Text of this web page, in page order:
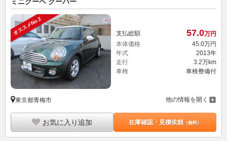
オススメNo.2 支払総額 57.0万円
本体価格
45. 0万円
年式
2013年
走行
3.2万km
車検
車検整備付
東京都青梅市 他の情報を開く
お気に入り追加 在庫確認・見積依頼（無料）